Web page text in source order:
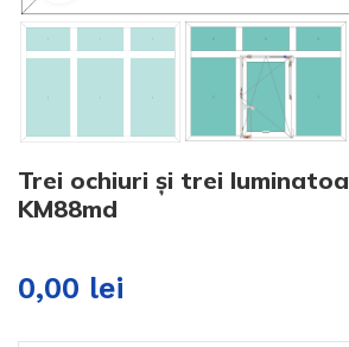
Trei ochiuri și trei
KM88md
0,00 lei